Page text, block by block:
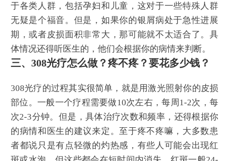
于各类人群，包括孕妇和儿童，这对于一些特殊人群
无疑是个福音。但是，如果你的银屑病处于急性进展
期，或者皮损面积非常大，那可能就不太适合了。具
体情况还得听医生的，他们会根据你的病情来判断。
三、308光疗怎么做？疼不疼？要花多少钱？
308光疗的过程其实很简单，就是用激光照射你的皮损
部位。一般一个疗程需要做10次左右，每周1-2次，每
次2-3分钟。但是，具体治疗次数和频率，还得根据你
的病情和医生的建议来定。至于疼不疼嘛，大多数患
者都说只是有点轻微的灼热感，有些人可能会出现红